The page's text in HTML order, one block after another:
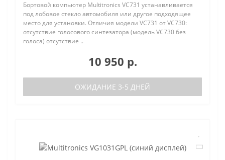
Бортовой компьютер Multitronics VC731 устанавливается
под лобовое стекло автомобиля или другое подходящее
место для установки. Отличия модели VC731 от VC730:
отсутствие голосового синтезатора (модель VC730 без
голоса) отсутствие ..
10 950 р.
ОЖИДАНИЕ 3-5 ДНЕЙ